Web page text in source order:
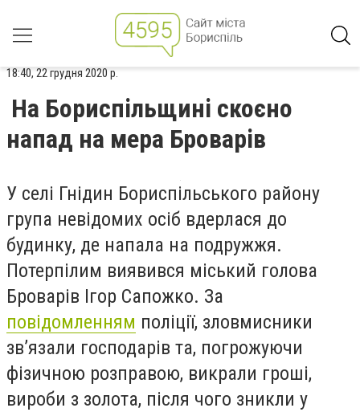
18:40, 22 грудня 2020 р.
На Бориспільщині скоєно
напад на мера Броварів
У селі Гнідин Бориспільського району
група невідомих осіб вдерлася до
будинку, де напала на подружжя.
Потерпілим виявився міський голова
Броварів Ігор Сапожко. За
повідомленням поліції, зловмисники
зв’язали господарів та, погрожуючи
фізичною розправою, викрали гроші,
вироби з золота, після чого зникли у